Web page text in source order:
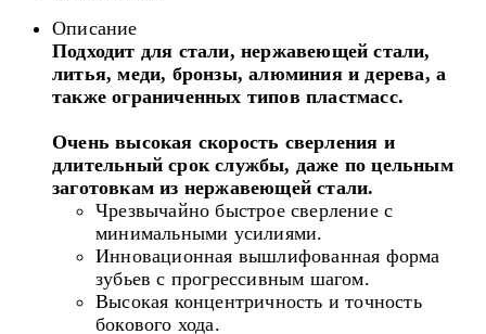
Описание
Подходит для стали, нержавеющей стали,
литья, меди, бронзы, алюминия и дерева, а
также ограниченных типов пластмасс.
Очень высокая скорость сверления и
длительный срокслужбы, даже по цельным
заготовкам из нержавеющейстали.
Чрезвычайно быстрое сверление с
минимальными усилиями.
Инновационная вышлифованная форма
зубьев с прогрессивным шагом.
Высокая концентричность и точность
бокового хода.